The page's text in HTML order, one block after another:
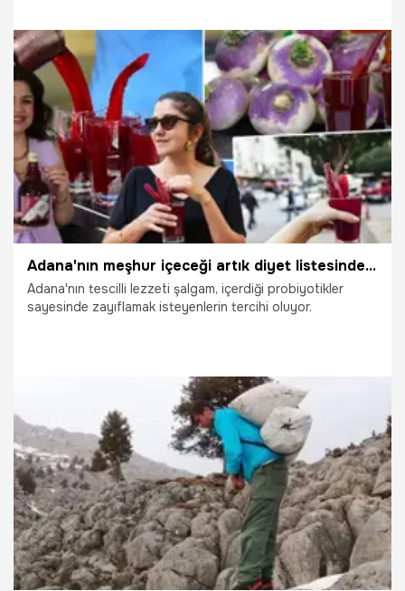
15.04.2025 Gündem
Adana'nın meşhur içeceği artık diyet listesinde! Zayıflamak isteyenlerin bir numaralı tercihi oldu
Adana'nın tescilli lezzeti şalgam, içerdiği probiyotikler
sayesinde zayıflamak isteyenlerin tercihi oluyor.
27.03.2025 Adana